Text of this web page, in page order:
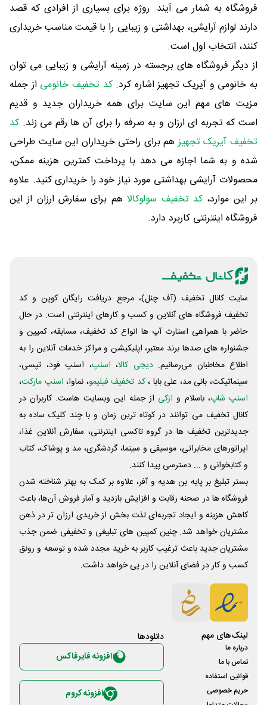
فروشگاه به شمار می آیند. روژه برای بسیاری از افرادی که قصد
دارند لوازم آرایشی، بهداشتی و زیبایی را با قیمت مناسب خریداری
کنند، انتخاب اول است.
از دیگر فروشگاه های برجسته در زمینه آرایشی و زیبایی می توان
به خانومی و آیریک تجهیز اشاره کرد.کد تخفیف خانومی از جمله
مزیت های مهم این سایت برای همه خریداران جدید و قدیم
است که تجربه ای ارزان و به صرفه را برای آن ها رقم می زند. کد
تخفیف آیریک تجهیزهم برای راحتی خریداران این سایت طراحی
شده و به شما اجازه می دهد با پرداخت کمترین هزینه ممکن،
محصولات آرایشی بهداشتی مورد نیاز خود را خریداری کنید. علاوه
بر این موارد،کد تخفیف سولوکالاهم برای سفارش ارزان از این
فروشگاه اینترنتی کاربرد دارد.
سایت کانال تخفیف (آف چنل)، مرجع دریافت رایگان کوپن و کد
تخفیف فروشگاه های آنلاین و کسب و‌ کارهای اینترنتی است. در حال
حاضر با همراهی استارت آپ ها انواع کد تخفیف، مسابقه، کمپین و
جشنواره های صدها برند معتبر، اپلیکیشن و مراکز خدمات آنلاین را به
اطلاع مخاطبان می‌رسانیم. دیجی کالا، اسنپ، اسنپ فود، تپسی،
سینماتیکت، بانی مد، علی‌ بابا ،کد تخفیف فیلیمو، نماوا، اسنپ مارکت،
اسنپ شاپ، باسلام و ازکی از جمله این وبسایت ‌هاست. کاربران در
کانال تخفیف می توانند در کوتاه ترین زمان و با چند کلیک ساده به
جدیدترین تخفیف ها در گروه تاکسی اینترنتی، سفارش آنلاین غذا،
اپراتورهای مخابراتی، موسیقی و سینما، گردشگری، مد و پوشاک، کتاب
و کتابخوانی و ... دسترسی پیدا کنند.
بستر تبلیغ بر پایه بن هدیه و آفر، علاوه بر کمک به بهتر شناخته شدن
فروشگاه ها در صحنه رقابت و افزایش بازدید و آمار فروش آن‌ها، باعث
کاهش هزینه و ایجاد تجربه‌ای لذت بخش از خریدی ارزان تر در ذهن
مشتریان خواهد شد. چنین کمپین های تبلیغی و تخفیفی ضمن جذب
مشتریان جدید باعث ترغیب کاربر به خرید مجدد شده و توسعه و رونق
کسب و کار در فضای آنلاین را در پی خواهد داشت.
لینک‌های مهم
درباره ما
تماس با ما
قوانین استفاده
حریم خصوصی
دانلود‌ها
افزونه فایرفاکس
افزونه کروم